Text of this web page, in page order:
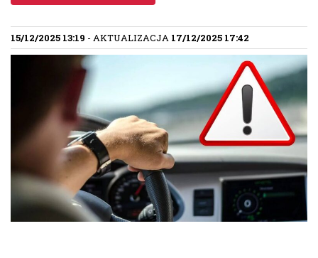
15/12/2025 13:19 - AKTUALIZACJA 17/12/2025 17:42